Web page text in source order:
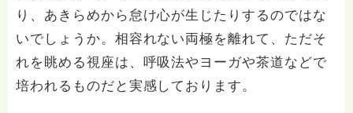
り、あきらめから怠け心が生じたりするのではな
いでしょうか。相容れない両極を離れて、ただそ
れを眺める視座は、呼吸法やヨーガや茶道などで
培われるものだと実感しております。